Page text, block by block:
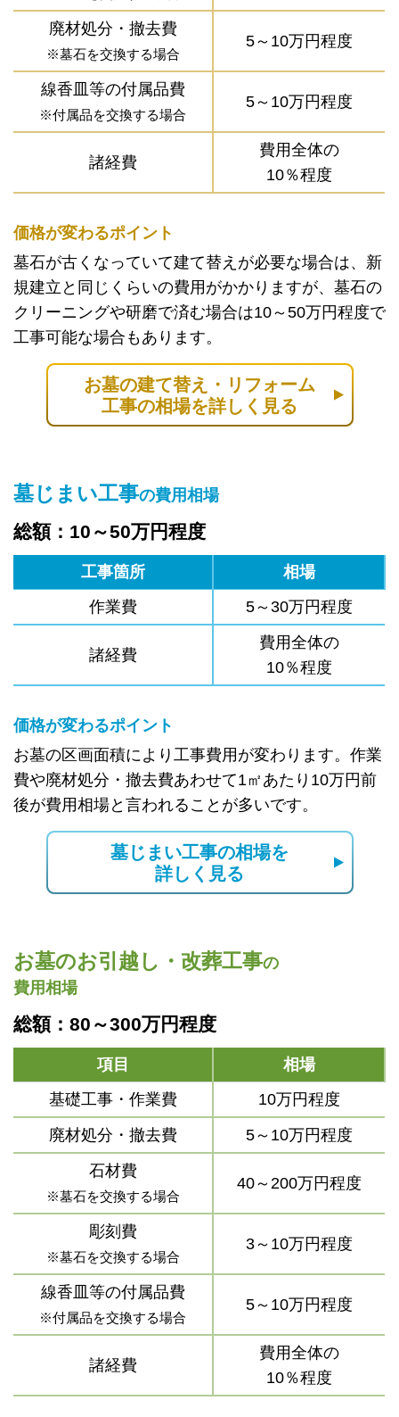
廃材処分・撤去費
※墓石を交換する場合
5～10万円程度
線香皿等の付属品費
※付属品を交換する場合
5～10万円程度
諸経費
費用全体の
10％程度
価格が変わるポイント
墓石が古くなっていて建て替えが必要な場合は、新
規建立と同じくらいの費用がかかりますが、墓石の
クリーニングや研磨で済む場合は10～50万円程度で
工事可能な場合もあります。
お墓の建て替え・リフォーム
工事の相場を詳しく見る
墓じまい工事の費用相場
総額：10～50万円程度
工事箇所
相場
作業費
5～30万円程度
諸経費
費用全体の
10％程度
価格が変わるポイント
お墓の区画面積により工事費用が変わります。作業
費や廃材処分・撤去費あわせて1㎡あたり10万円前
後が費用相場と言われることが多いです。
墓じまい工事の相場を
詳しく見る
お墓のお引越し・改葬工事の
費用相場
総額：80～300万円程度
項目
相場
基礎工事・作業費
10万円程度
廃材処分・撤去費
5～10万円程度
石材費
※墓石を交換する場合
40～200万円程度
彫刻費
※墓石を交換する場合
3～10万円程度
線香皿等の付属品費
※付属品を交換する場合
5～10万円程度
諸経費
費用全体の
10％程度